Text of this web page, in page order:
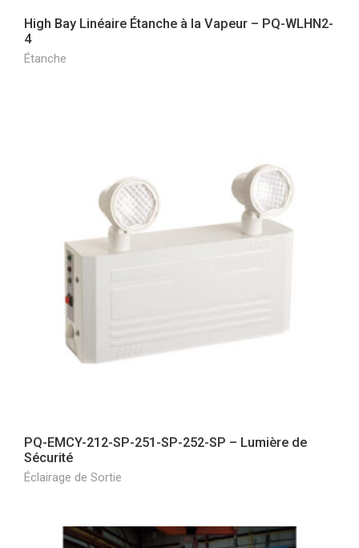
High Bay Linéaire Étanche à la Vapeur – PQ-WLHN2-
4
Étanche
PQ-EMCY-212-SP-251-SP-252-SP – Lumière de
Sécurité
Éclairage de Sortie